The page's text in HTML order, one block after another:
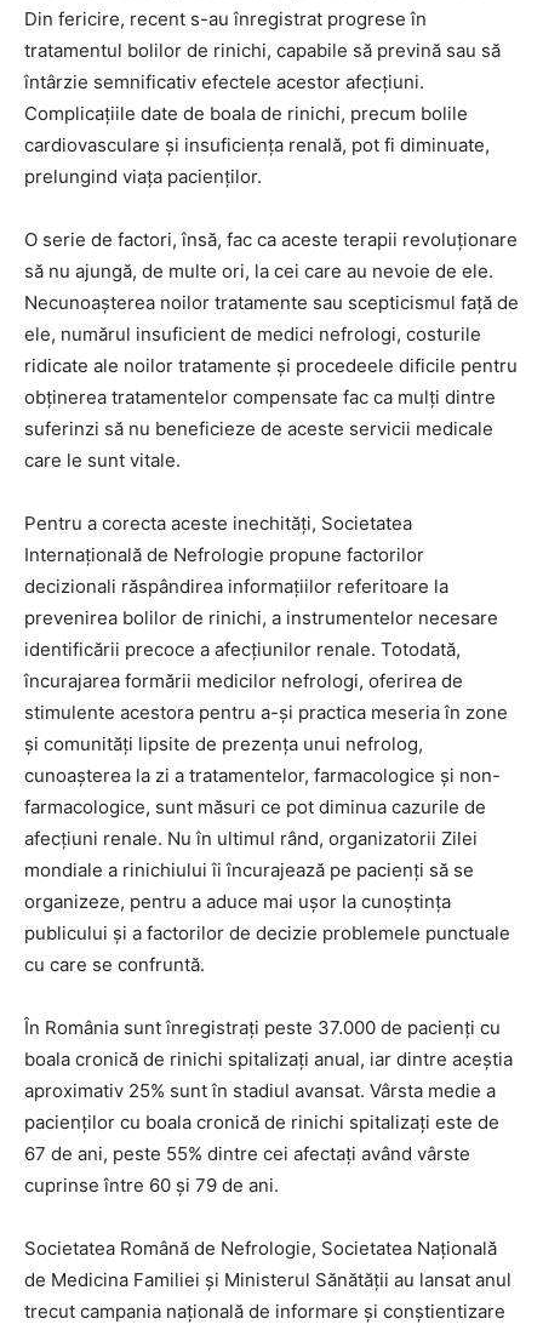
Din fericire, recent s-au înregistrat progrese în
tratamentul bolilor de rinichi, capabile să prevină sau să
întârzie semnificativ efectele acestor afecţiuni.
Complicaţiile date de boala de rinichi, precum bolile
cardiovasculare şi insuficienţa renală, pot fi diminuate,
prelungind viaţa pacienţilor.
O serie de factori, însă, fac ca aceste terapii revoluţionare
să nu ajungă, de multe ori, la cei care au nevoie de ele.
Necunoaşterea noilor tratamente sau scepticismul faţă de
ele, numărul insuficient de medici nefrologi, costurile
ridicate ale noilor tratamente şi procedeele dificile pentru
obţinerea tratamentelor compensate fac ca mulţi dintre
suferinzi să nu beneficieze de aceste servicii medicale
care le sunt vitale.
Pentru a corecta aceste inechităţi, Societatea
Internaţională de Nefrologie propune factorilor
decizionali răspândirea informaţiilor referitoare la
prevenirea bolilor de rinichi, a instrumentelor necesare
identificării precoce a afecţiunilor renale. Totodată,
încurajarea formării medicilor nefrologi, oferirea de
stimulente acestora pentru a-şi practica meseria în zone
şi comunităţi lipsite de prezenţa unui nefrolog,
cunoaşterea la zi a tratamentelor, farmacologice şi non-
farmacologice, sunt măsuri ce pot diminua cazurile de
afecţiuni renale. Nu în ultimul rând, organizatorii Zilei
mondiale a rinichiului îi încurajează pe pacienţi să se
organizeze, pentru a aduce mai uşor la cunoştinţa
publicului şi a factorilor de decizie problemele punctuale
cu care se confruntă.
În România sunt înregistraţi peste 37.000 de pacienţi cu
boala cronică de rinichi spitalizaţi anual, iar dintre aceştia
aproximativ 25% sunt în stadiul avansat. Vârsta medie a
pacienţilor cu boala cronică de rinichi spitalizaţi este de
67 de ani, peste 55% dintre cei afectaţi având vârste
cuprinse între 60 şi 79 de ani.
Societatea Română de Nefrologie, Societatea Naţională
de Medicina Familiei şi Ministerul Sănătăţii au lansat anul
trecut campania naţională de informare şi conştientizare